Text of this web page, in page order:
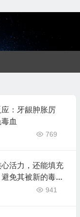
：牙龈肿胀厉
血
769
活力，还能填充
免其被新的毒素
941